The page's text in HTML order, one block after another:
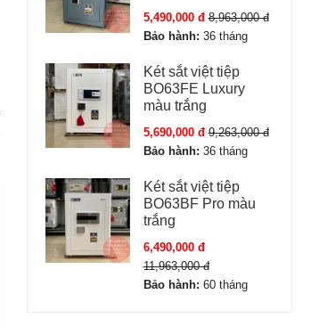
5,490,000 đ 8,963,000 đ
Bảo hành: 36 tháng
Két sắt việt tiệp
BO63FE Luxury
màu trắng
5,690,000 đ 9,263,000 đ
Bảo hành: 36 tháng
Két sắt việt tiệp
BO63BF Pro màu
trắng
6,490,000 đ
11,963,000 đ
Bảo hành: 60 tháng